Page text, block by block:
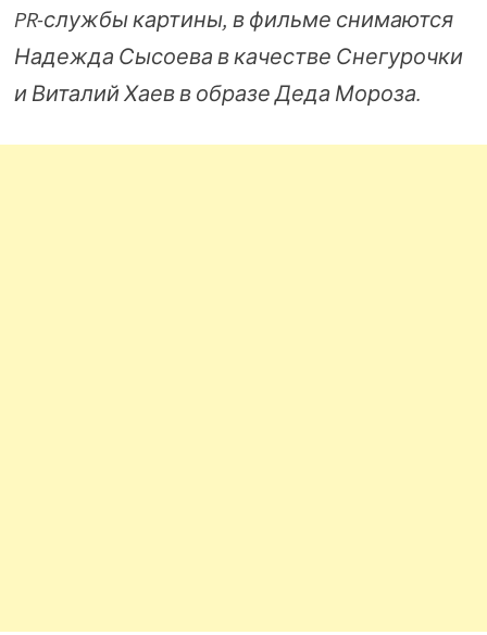
PR-службы картины, в фильме снимаются
Надежда Сысоева в качестве Снегурочки
и Виталий Хаев в образе Деда Мороза.